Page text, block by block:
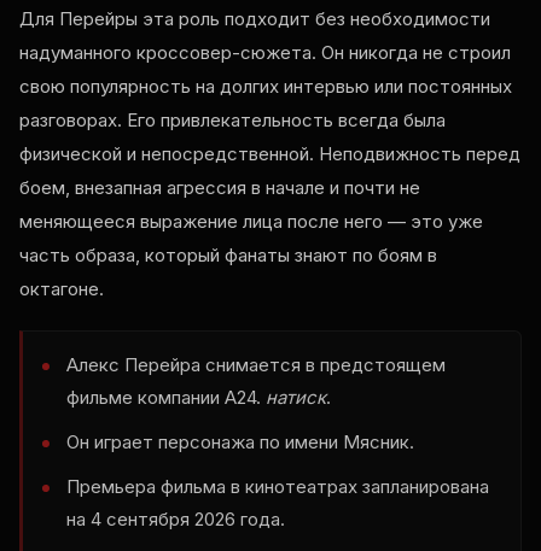
Для Перейры эта роль подходит без необходимости
надуманного кроссовер-сюжета. Он никогда не строил
свою популярность на долгих интервью или постоянных
разговорах. Его привлекательность всегда была
физической и непосредственной. Неподвижность перед
боем, внезапная агрессия в начале и почти не
меняющееся выражение лица после него — это уже
часть образа, который фанаты знают по боям в
октагоне.
Алекс Перейра снимается в предстоящем
фильме компании A24. натиск.
Он играет персонажа по имени Мясник.
Премьера фильма в кинотеатрах запланирована
на 4 сентября 2026 года.